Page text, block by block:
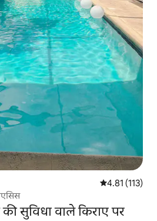
औसत रेटिंग 5 में से
4.81 (113)
सुविधा वाले किराए पर